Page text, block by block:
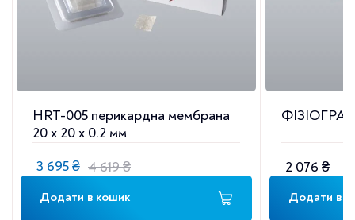
HRT-005 перикардна мембрана
20 x 20 x 0.2 мм
4 619₴
Оригінальна
ціна:
3 695₴
Поточна
ціна:
Додати в кошик
2 076 ₴
Додати в